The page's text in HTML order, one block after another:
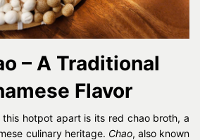
– A Traditional
Flavor
hotpot apart is its red chao broth, a
culinary heritage. Chao, also known